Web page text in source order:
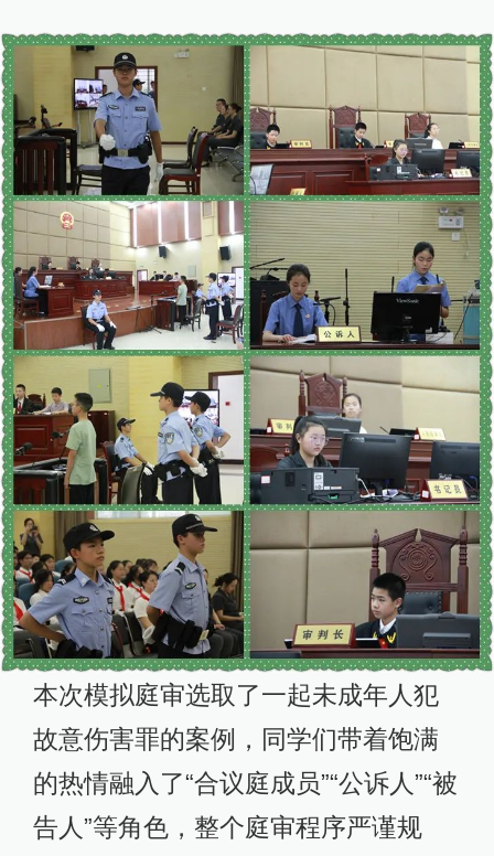
本次模拟庭审选取了一起未成年人犯
故意伤害罪的案例，同学们带着饱满
的热情融入了“合议庭成员”“公诉人”“被
告人”等角色，整个庭审程序严谨规